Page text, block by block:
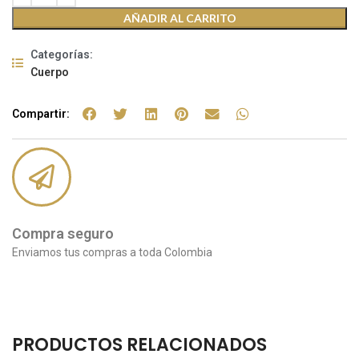
AÑADIR AL CARRITO
Categorías:
Cuerpo
Compartir:
Compra seguro
Enviamos tus compras a toda Colombia
PRODUCTOS RELACIONADOS